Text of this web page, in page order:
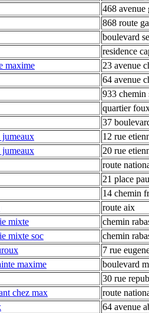
468 avenue
868 route
boulevard
residence
maxime
23 avenue
64 avenue
933 chemin
quartier
37
jumeaux
12 rue
jumeaux
20 rue
route
21 place
14 chemin
route aix
mixte
chemin
mixte soc
chemin
7 rue
maxime
boulevard
30 rue
chez max
route
64 avenue